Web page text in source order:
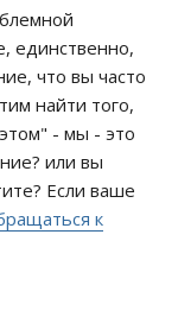
единственно,
что вы часто
найти того,
- мы - это
или вы
Если ваше
к